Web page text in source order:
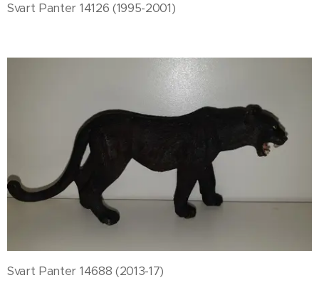
Svart Panter 14126 (1995-2001)
Svart Panter 14688 (2013-17)